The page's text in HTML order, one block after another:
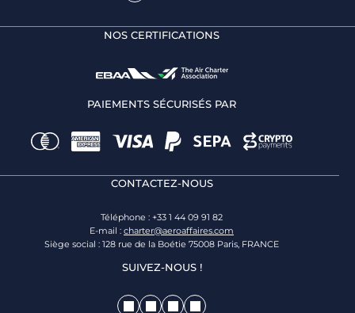
NOS CERTIFICATIONS
PAIEMENTS SÉCURISÉS PAR
CONTACTEZ-NOUS
Téléphone : +33 1 44 09 91 82
E-mail : charter@aeroaffaires.com
Siège social : 128 rue de la Boétie 75008 Paris, FRANCE
SUIVEZ-NOUS !